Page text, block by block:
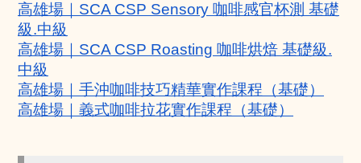
高雄場｜SCA CSP Sensory 咖啡感官杯測 基礎
級.中級
高雄場｜SCA CSP Roasting 咖啡烘焙 基礎級.
中級
高雄場｜手沖咖啡技巧精華實作課程（基礎）
高雄場｜義式咖啡拉花實作課程（基礎）